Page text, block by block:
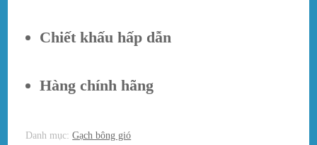
Chiết khấu hấp dẫn
Hàng chính hãng
Danh mục:Gạch bông gió